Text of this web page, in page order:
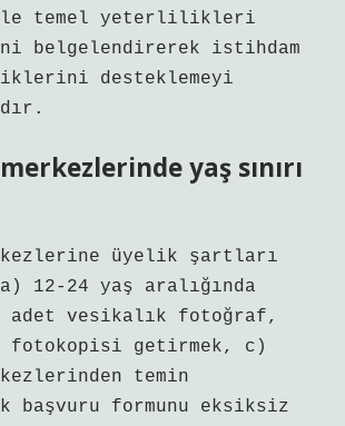
temel yeterlilikleri
belgelendirerek istihdam
desteklemeyi
yaş sınırı
üyelik şartları
12-24 yaş aralığında
adet vesikalık fotoğraf,
fotokopisi getirmek, c)
temin
başvuru formunu eksiksiz